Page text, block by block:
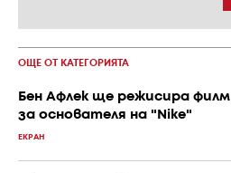
ОЩЕ ОТ КАТЕГОРИЯТА
Бен Афлек ще режисира филм
за основателя на "Nike"
ЕКРАН